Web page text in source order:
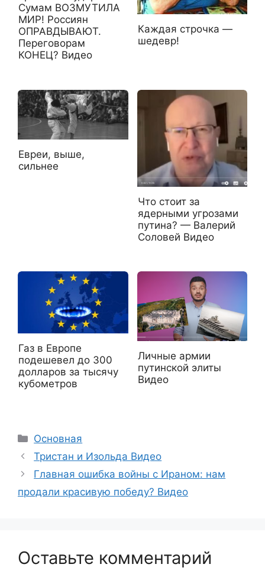
Сумам ВОЗМУТИЛА
МИР! Россиян
ОПРАВДЫВАЮТ.
Переговорам
КОНЕЦ? Видео
Каждая строчка —
шедевр!
Евреи, выше,
сильнее
Что стоит за
ядерными угрозами
путина? — Валерий
Соловей Видео
Газ в Европе
подешевел до 300
долларов за тысячу
кубометров
Личные армии
путинской элиты
Видео
Рубрики
Основная
Тристан и Изольда Видео
Главная ошибка войны с Ираном: нам
продали красивую победу? Видео
Оставьте комментарий